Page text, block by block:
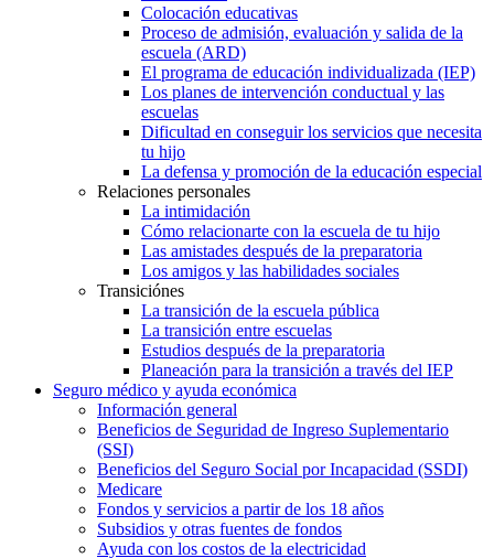
Colocación educativas
Proceso de admisión, evaluación y salida de la
escuela (ARD)
El programa de educación individualizada (IEP)
Los planes de intervención conductual y las
escuelas
Dificultad en conseguir los servicios que necesita
tu hijo
La defensa y promoción de la educación especial
Relaciones personales
La intimidación
Cómo relacionarte con la escuela de tu hijo
Las amistades después de la preparatoria
Los amigos y las habilidades sociales
Transiciónes
La transición de la escuela pública
La transición entre escuelas
Estudios después de la preparatoria
Planeación para la transición a través del IEP
Seguro médico y ayuda económica
Información general
Beneficios de Seguridad de Ingreso Suplementario
(SSI)
Beneficios del Seguro Social por Incapacidad (SSDI)
Medicare
Fondos y servicios a partir de los 18 años
Subsidios y otras fuentes de fondos
Ayuda con los costos de la electricidad